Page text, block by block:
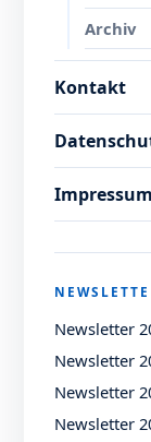
Archiv
Kontakt
Impressum
Newsletter
Newsletter
Newsletter
Newsletter